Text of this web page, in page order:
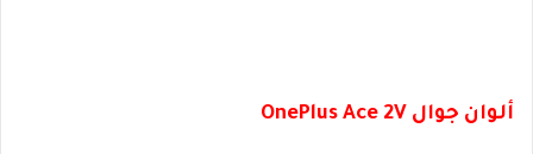
ألوان جوال OnePlus Ace 2V